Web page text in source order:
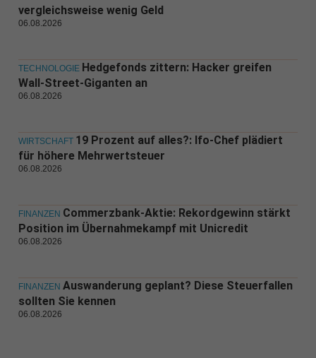
vergleichsweise wenig Geld
06.08.2026
TECHNOLOGIE Hedgefonds zittern: Hacker greifen
Wall-Street-Giganten an
06.08.2026
WIRTSCHAFT 19 Prozent auf alles?: Ifo-Chef plädiert
für höhere Mehrwertsteuer
06.08.2026
FINANZEN Commerzbank-Aktie: Rekordgewinn stärkt
Position im Übernahmekampf mit Unicredit
06.08.2026
FINANZEN Auswanderung geplant? Diese Steuerfallen
sollten Sie kennen
06.08.2026